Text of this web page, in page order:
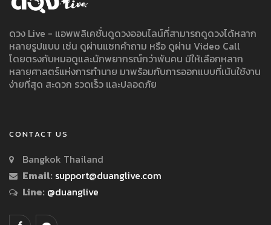
ดวง Live - แอพพลิเคชั่นดูดวงออนไลน์ที่สามารถดูดวงได้หลาก
หลายรูปแบบ เช่น ดูผ่านแชทคำถาม หรือ ดูผ่าน Video Call
โดยตรงกับหมอดูและนักพยากรณ์กว่าพันคน มีให้เลือกหลาก
หลายศาสตร์แห่งการทำนาย มาพร้อมกับการออกแบบที่เน้นใช้งาน
ง่ายที่สุด สะดวก รวดเร็ว และปลอดภัย
CONTACT US
Bangkok Thailand
Email: support@duanglive.com
Line: @duanglive